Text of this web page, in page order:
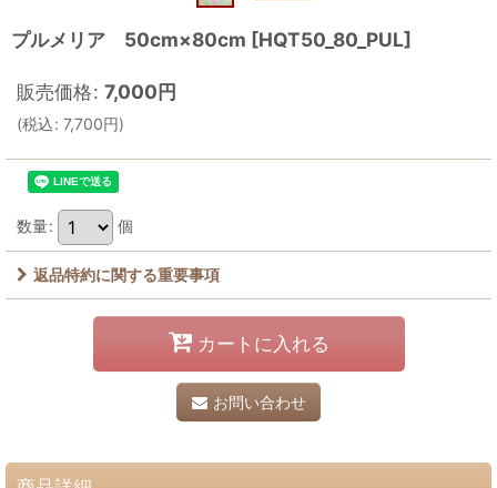
プルメリア 50cm×80cm [HQT50_80_PUL]
販売価格: 7,000円
(税込: 7,700円)
数量: 個
返品特約に関する重要事項
カートに入れる
お問い合わせ